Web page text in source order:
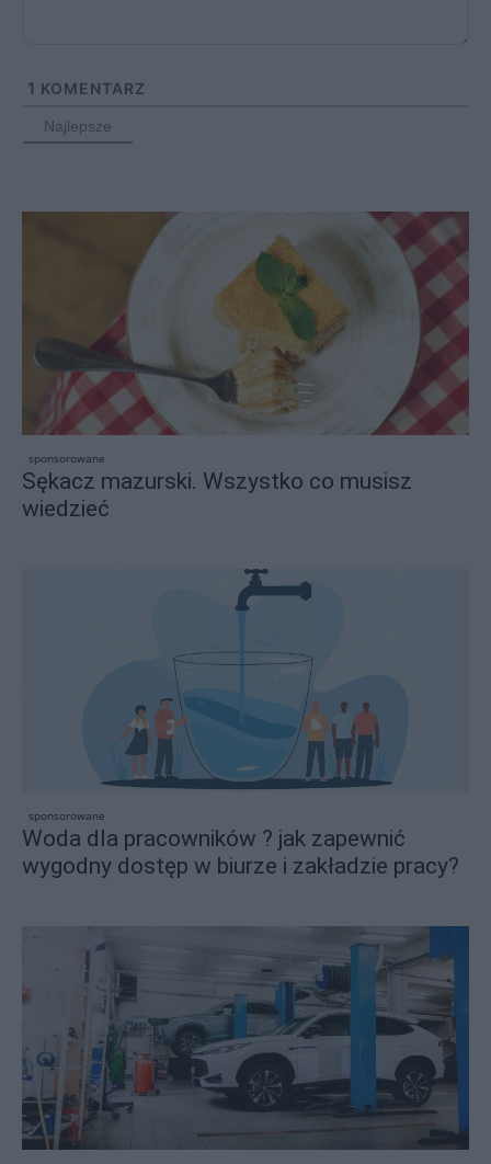
1 KOMENTARZ
Najlepsze
sponsorowane
Sękacz mazurski. Wszystko co musisz
wiedzieć
sponsorowane
Woda dla pracowników ? jak zapewnić
wygodny dostęp w biurze i zakładzie pracy?